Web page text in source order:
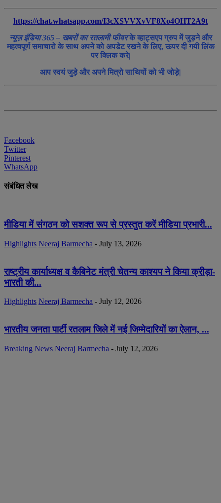
https://chat.whatsapp.com/I3cXSVVXvVF8Xo4OHT2A9t
न्यूज़ इंडिया 365 – खबरों का रतलामी फीवरके व्हाट्सएप ग्रुप में जुड़ने और
महत्वपूर्ण समाचारो के साथ अपने को अपडेट रखने के लिए, ऊपर दी गयी लिंक
पर क्लिक करे|
आप स्वयं जुड़े और अपने मित्रो साथियों को भी जोड़े|
Facebook
Twitter
Pinterest
WhatsApp
संबंधित लेख
मीडिया में संगठन को सशक्त रूप से प्रस्तुत करें मीडिया प्रभारी...
Highlights Neeraj Barmecha - July 13, 2026
राष्ट्रीय कार्याध्यक्ष व कैबिनेट मंत्री चेतन्य काश्यप ने किया क्रीड़ा-
भारती की...
Highlights Neeraj Barmecha - July 12, 2026
भारतीय जनता पार्टी रतलाम जिले में नई जिम्मेदारियों का ऐलान, ...
Breaking News Neeraj Barmecha - July 12, 2026